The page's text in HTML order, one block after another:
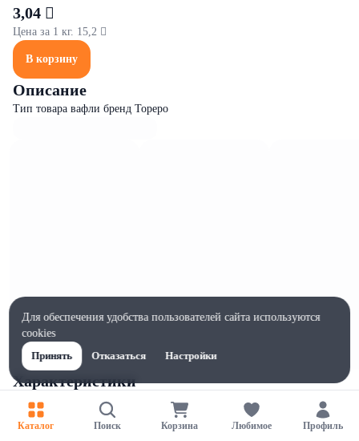
3,04 
Цена за 1 кг. 15,2 
В корзину
Описание
Тип товара вафли бренд Тореро
Характеристики
Ширина, мм
229
Каталог Поиск Корзина Любимое Профиль
Для обеспечения удобства пользователей сайта используются
cookies
Принять
Отказаться Настройки